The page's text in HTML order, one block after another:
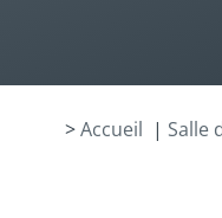
>Accueil | Salle